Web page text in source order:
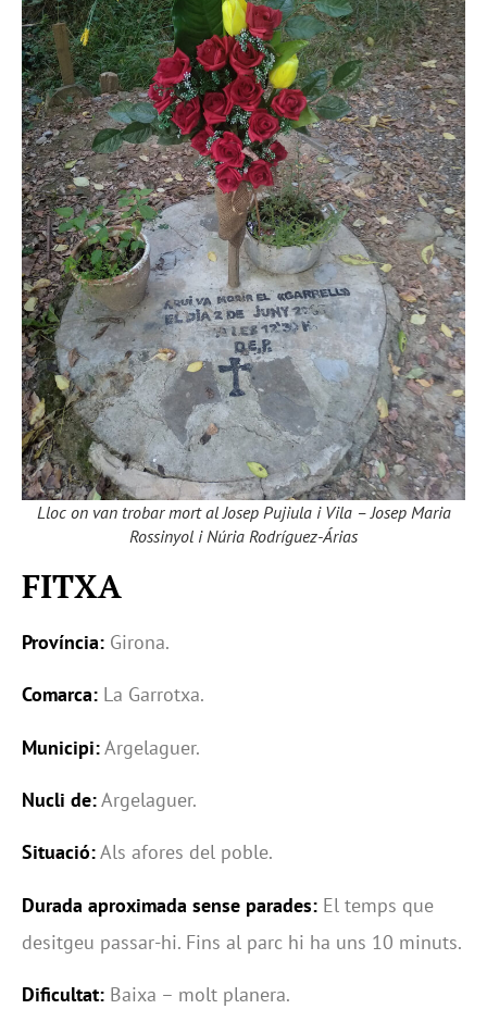
Lloc on van trobar mort al Josep Pujiula i Vila – Josep Maria
Rossinyol i Núria Rodríguez-Árias
FITXA
Província: Girona.
Comarca: La Garrotxa.
Municipi:Argelaguer.
Nucli de:Argelaguer.
Situació:Als afores del poble.
Durada aproximada sense parades: El temps que
desitgeu passar-hi. Fins al parc hi ha uns 10 minuts.
Dificultat: Baixa – molt planera.